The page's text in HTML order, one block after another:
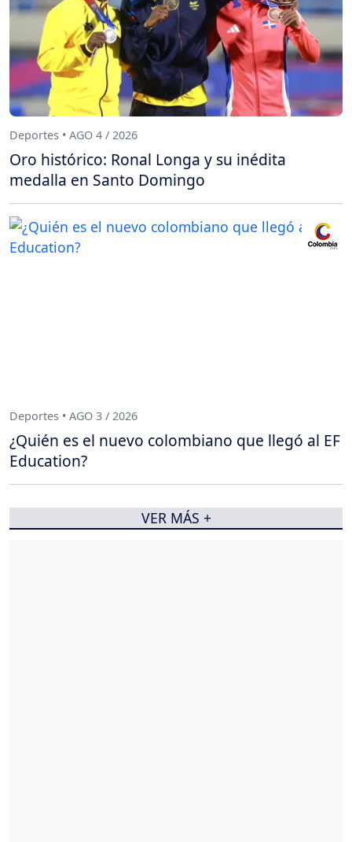
Deportes • AGO 4 / 2026
Oro histórico: Ronal Longa y su inédita
medalla en Santo Domingo
Deportes • AGO 3 / 2026
¿Quién es el nuevo colombiano que llegó al EF
Education?
VER MÁS +